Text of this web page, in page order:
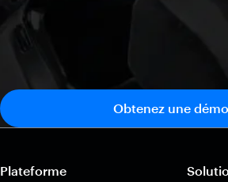
Obtenez une démo
Plateforme